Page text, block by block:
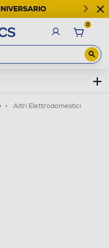
0
Altri Elettrodomestici